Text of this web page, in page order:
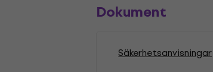
Dokument
Säkerhetsanvisningar